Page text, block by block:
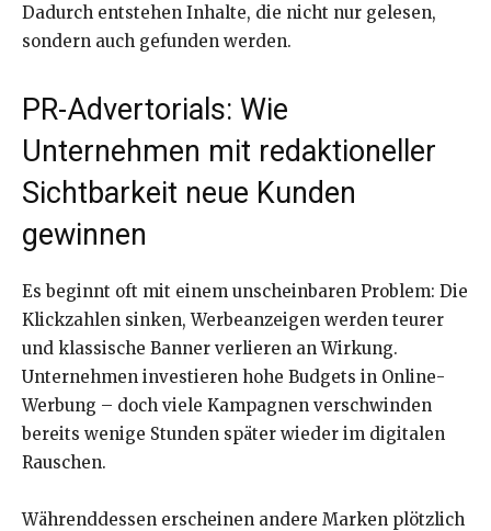
Dadurch entstehen Inhalte, die nicht nur gelesen,
sondern auch gefunden werden.
PR-Advertorials: Wie
Unternehmen mit redaktioneller
Sichtbarkeit neue Kunden
gewinnen
Es beginnt oft mit einem unscheinbaren Problem: Die
Klickzahlen sinken, Werbeanzeigen werden teurer
und klassische Banner verlieren an Wirkung.
Unternehmen investieren hohe Budgets in Online-
Werbung – doch viele Kampagnen verschwinden
bereits wenige Stunden später wieder im digitalen
Rauschen.
Währenddessen erscheinen andere Marken plötzlich